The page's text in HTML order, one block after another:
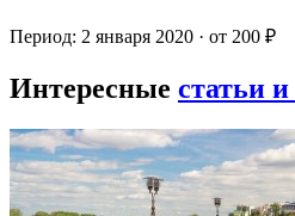
Период: 2 января 2020 · от 200 ₽
Интересные статьи